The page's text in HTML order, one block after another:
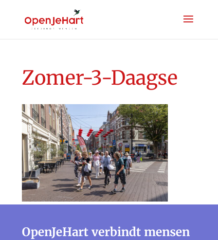
Zomer-3-Daagse
OpenJeHart verbindt mensen